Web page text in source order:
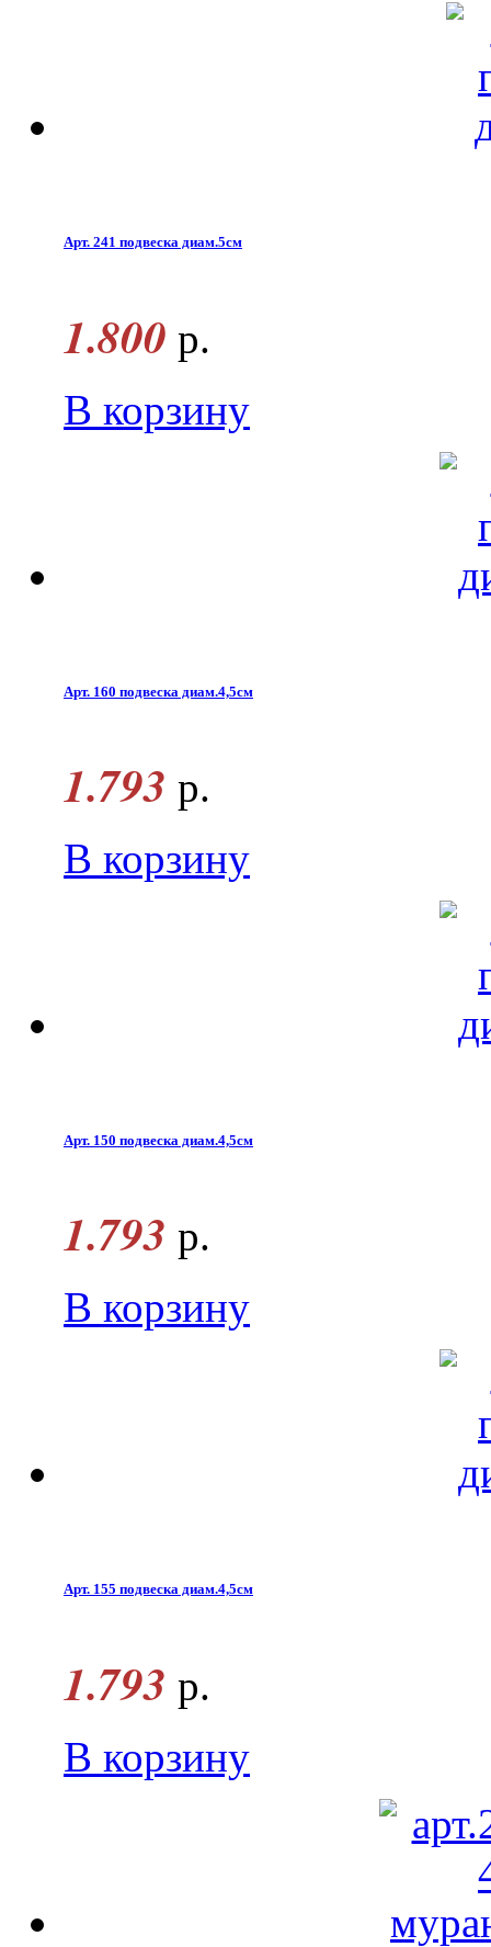
Арт. 241 подвеска диам.5см
1.800 р.
В корзину
Арт. 160 подвеска диам.4,5см
1.793 р.
В корзину
Арт. 150 подвеска диам.4,5см
1.793 р.
В корзину
Арт. 155 подвеска диам.4,5см
1.793 р.
В корзину